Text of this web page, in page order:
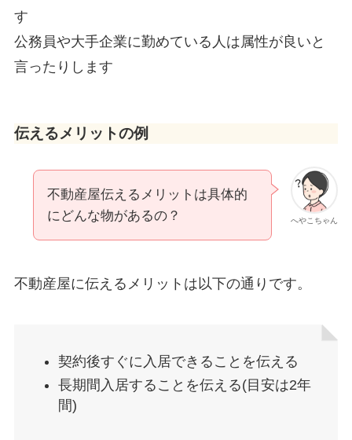
す
公務員や大手企業に勤めている人は属性が良いと
言ったりします
伝えるメリットの例
へやこちゃん
不動産屋伝えるメリットは具体的
にどんな物があるの？
不動産屋に伝えるメリットは以下の通りです。
契約後すぐに入居できることを伝える
長期間入居することを伝える(目安は2年
間)